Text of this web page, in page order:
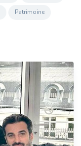
Patrimoine